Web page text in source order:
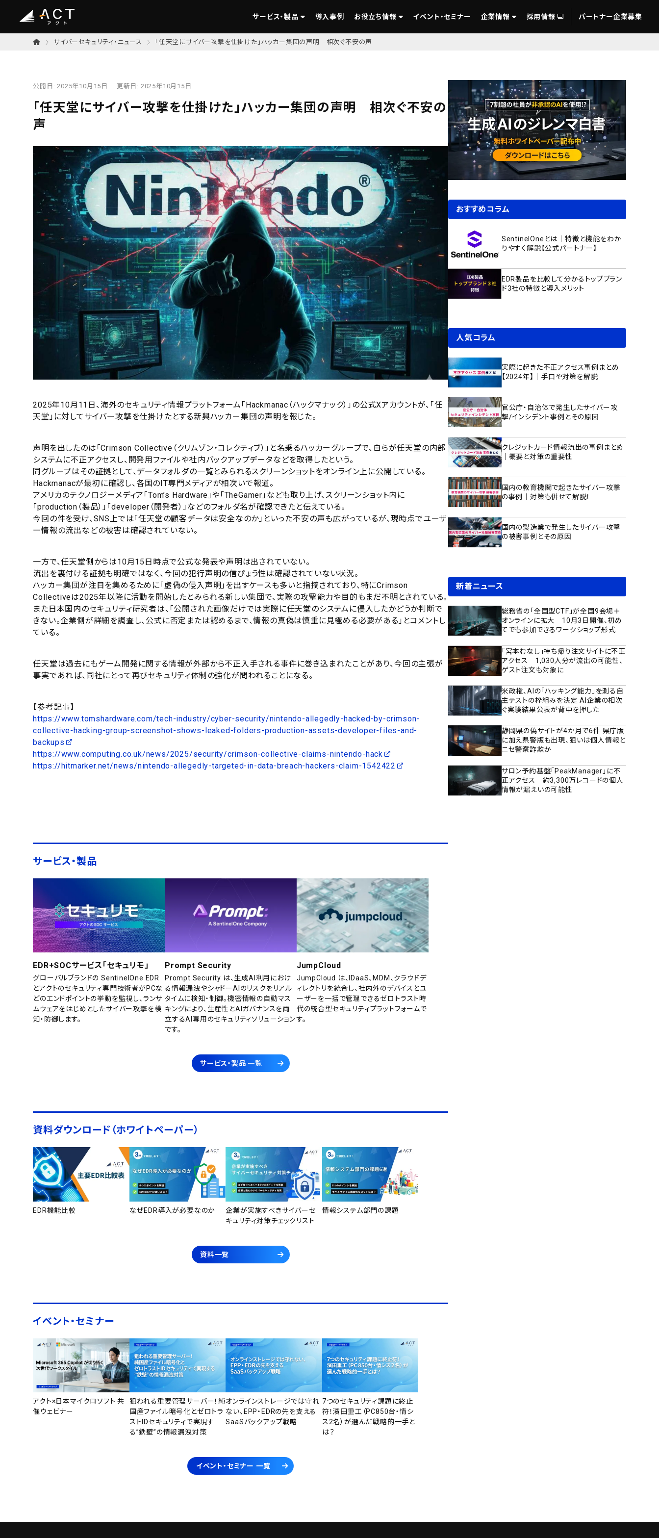
サービス・製品 導入事例 お役立ち情報 イベント・セミナー 企業情報 採用情報 パートナー企業募集
サイバーセキュリティ・ニュース 「任天堂にサイバー攻撃を仕掛けた」ハッカー集団の声明 相次ぐ不安の声
公開日:2025年10月15日 更新日: 2025年10月15日
「任天堂にサイバー攻撃を仕掛けた」ハッカー集団の声明 相次ぐ不安の
声
2025年10月11日、海外のセキュリティ情報プラットフォーム「Hackmanac（ハックマナック）」の公式Xアカウントが、「任
天堂」に対してサイバー攻撃を仕掛けたとする新興ハッカー集団の声明を報じた。
声明を出したのは「Crimson Collective（クリムゾン・コレクティブ）」と名乗るハッカーグループで、自らが任天堂の内部
システムに不正アクセスし、開発用ファイルや社内バックアップデータなどを取得したという。
同グループはその証拠として、データフォルダの一覧とみられるスクリーンショットをオンライン上に公開している。
Hackmanacが最初に確認し、各国のIT専門メディアが相次いで報道。
アメリカのテクノロジーメディア「Tom’s Hardware」や「TheGamer」なども取り上げ、スクリーンショット内に
「production（製品）」「developer（開発者）」などのフォルダ名が確認できたと伝えている。
今回の件を受け、SNS上では「任天堂の顧客データは安全なのか」といった不安の声も広がっているが、現時点でユーザ
ー情報の流出などの被害は確認されていない。
一方で、任天堂側からは10月15日時点で公式な発表や声明は出されていない。
流出を裏付ける証拠も明確ではなく、今回の犯行声明の信ぴょう性は確認されていない状況。
ハッカー集団が注目を集めるために「虚偽の侵入声明」を出すケースも多いと指摘されており、特にCrimson
Collectiveは2025年以降に活動を開始したとみられる新しい集団で、実際の攻撃能力や目的もまだ不明とされている。
また日本国内のセキュリティ研究者は、「公開された画像だけでは実際に任天堂のシステムに侵入したかどうか判断で
きない。企業側が詳細を調査し、公式に否定または認めるまで、情報の真偽は慎重に見極める必要がある」とコメントし
ている。
任天堂は過去にもゲーム開発に関する情報が外部から不正入手される事件に巻き込まれたことがあり、今回の主張が
事実であれば、同社にとって再びセキュリティ体制の強化が問われることになる。
【参考記事】
https://www.tomshardware.com/tech-industry/cyber-security/nintendo-allegedly-hacked-by-crimson-
collective-hacking-group-screenshot-shows-leaked-folders-production-assets-developer-files-and-
backups
https://www.computing.co.uk/news/2025/security/crimson-collective-claims-nintendo-hack
https://hitmarker.net/news/nintendo-allegedly-targeted-in-data-breach-hackers-claim-1542422
サービス・製品
EDR+SOCサービス「セキュリモ」
グローバルブランドの SentinelOne EDR
とアクトのセキュリティ専門技術者がPCな
どのエンドポイントの挙動を監視し、ランサ
ムウェアをはじめとしたサイバー攻撃を検
知・防御します。
Prompt Security
Prompt Security は、生成AI利用におけ
る情報漏洩やシャドーAIのリスクをリアル
タイムに検知・制御。機密情報の自動マス
キングにより、生産性とAIガバナンスを両
立するAI専用のセキュリティソリューション
です。
JumpCloud
JumpCloud は、IDaaS、MDM、クラウドデ
ィレクトリを統合し、社内外のデバイスとユ
ーザーを一括で管理できるゼロトラスト時
代の統合型セキュリティプラットフォームで
す。
サービス・製品 一覧
資料ダウンロード（ホワイトペーパー）
EDR機能比較 なぜEDR導入が必要なのか
企業が実施すべきサイバーセ
キュリティ対策チェックリスト
情報システム部門の課題
資料一覧
イベント・セミナー
アクト×日本マイクロソフト 共
催ウェビナー
狙われる重要管理サーバー！純
国産ファイル暗号化とゼロトラ
ストIDセキュリティで実現す
る”鉄壁”の情報漏洩対策
オンラインストレージでは守れ
ない、EPP・EDRの先を支える
SaaSバックアップ戦略
7つのセキュリティ課題に終止
符！濱田重工（PC850台・情シ
ス2名）が選んだ戦略的一手と
は？
イベント・セミナー 一覧
おすすめコラム
SentinelOneとは｜特徴と機能をわか
りやすく解説【公式パートナー】
EDR製品を比較して分かるトップブラン
ド3社の特徴と導入メリット
人気コラム
実際に起きた不正アクセス事例まとめ
【2024年】｜手口や対策を解説
官公庁・自治体で発生したサイバー攻
撃/インシデント事例とその原因
クレジットカード情報流出の事例まとめ
｜概要と対策の重要性
国内の教育機関で起きたサイバー攻撃
の事例｜対策も併せて解説！
国内の製造業で発生したサイバー攻撃
の被害事例とその原因
新着ニュース
総務省の「全国型CTF」が全国9会場＋
オンラインに拡大 10月3日開催、初め
てでも参加できるワークショップ形式
「宮本むなし」持ち帰り注文サイトに不正
アクセス 1,030人分が流出の可能性、
ゲスト注文も対象に
米政権、AIの「ハッキング能力」を測る自
主テストの枠組みを決定 AI企業の相次
ぐ実験結果公表が背中を押した
静岡県の偽サイトが4か月で6件 県庁版
に加え県警版も出現、狙いは個人情報と
ニセ警察詐欺か
サロン予約基盤「PeakManager」に不
正アクセス 約3,300万レコードの個人
情報が漏えいの可能性